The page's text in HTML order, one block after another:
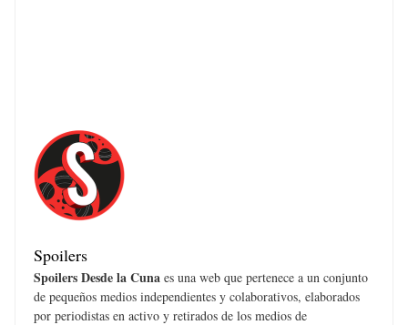
Spoilers
Spoilers Desde la Cuna es una web que pertenece a un conjunto
de pequeños medios independientes y colaborativos, elaborados
por periodistas en activo y retirados de los medios de